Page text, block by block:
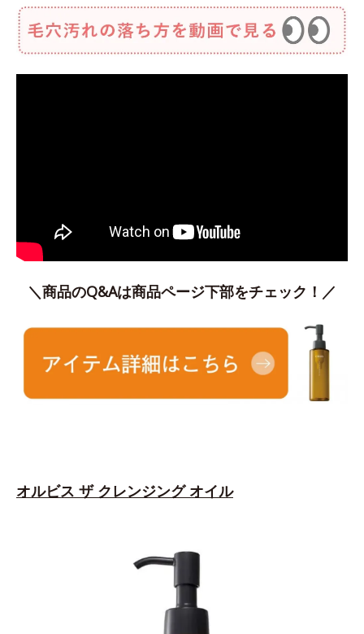
＼商品のQ&Aは商品ページ下部をチェック！／
オルビス ザ クレンジング オイル